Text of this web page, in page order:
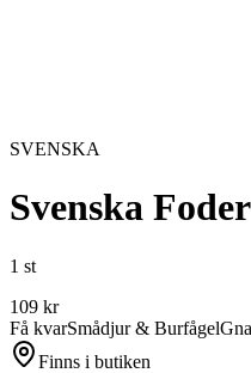
SVENSKA
Svenska
1 st
109 kr
Få kvarSmådjur & Burfågel
Finns i butiken